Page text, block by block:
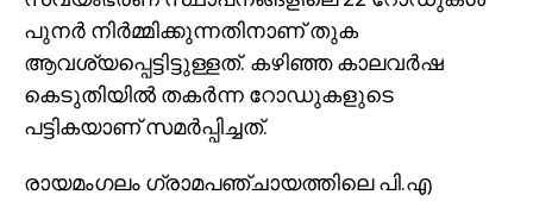
പുനർ നിർമ്മിക്കുന്നതിനാണ് തുക
ആവശ്യപ്പെട്ടിട്ടുള്ളത്. കഴിഞ്ഞ കാലവർഷ
കെടുതിയിൽ തകർന്ന റോഡുകളുടെ
പട്ടികയാണ് സമർപ്പിച്ചത്.
രായമംഗലം ഗ്രാമപഞ്ചായത്തിലെ പി.എ